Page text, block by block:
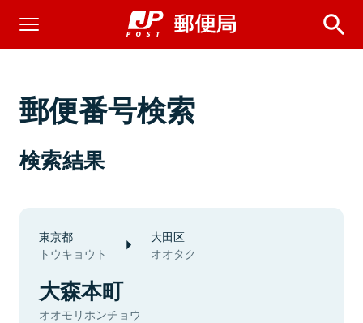
郵便番号検索
検索結果
東京都
トウキョウト
大田区
オオタク
大森本町
オオモリホンチョウ